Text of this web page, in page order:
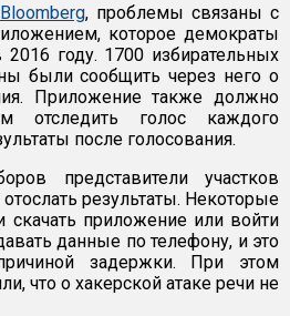
Bloomberg, проблемы связаны с
которое демократы
2016 году. 1700 избирательных
были сообщить через него о
Приложение также должно
отследить голос каждого
после голосования.
представители участков
результаты. Некоторые
скачать приложение или войти
данные по телефону, и это
задержки. При этом
что о хакерской атаке речи не